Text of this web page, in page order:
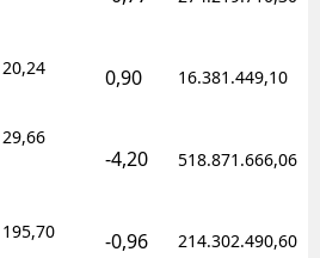
20,24 0,90 16.381.449,10
29,66
-4,20 518.871.666,06
195,70 -0,96 214.302.490,60